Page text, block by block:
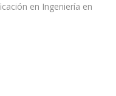
en Ingeniería en